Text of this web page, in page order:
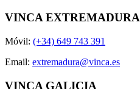
VINCA EXTREMADURA
Móvil: (+34) 649 743 391
Email: extremadura@vinca.es
VINCA GALICIA